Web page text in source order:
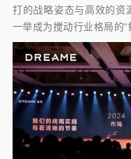
打的战略姿态与高效的资
一举成为搅动行业格局的“